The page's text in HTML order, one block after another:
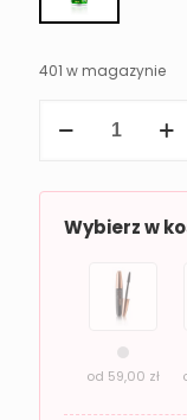
401 w magazynie
REVERS
Roll-
Wybierz w
od 59,00 zł